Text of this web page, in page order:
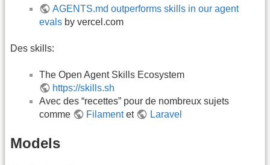
AGENTS.md outperforms skills in our agent
evals by vercel.com
Des skills:
The Open Agent Skills Ecosystem
https://skills.sh
Avec des “recettes” pour de nombreux sujets
comme
Filamentet Laravel
Models